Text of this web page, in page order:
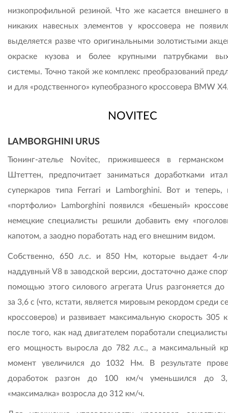
низкопрофильной резиной. Что же касается внешнего
никаких навесных элементов у кроссовера не
выделяется разве что оригинальными золотистыми
окраске кузова и более крупными патрубками
системы. Точно такой же комплекс преобразований
и для «родственного» купеобразного кроссовера BMW
NOVITEC
LAMBORGHINI URUS
Тюнинг-ателье Novitec, прижившееся в германском
Штеттен, предпочитает заниматься доработками
суперкаров типа Ferrari и Lamborghini. Вот и теперь,
«портфолио» Lamborghini появился «бешеный»
немецкие специалисты решили добавить ему
капотом, а заодно поработать над его внешним видом.
Собственно, 650 л.с. и 850 Нм, которые выдает 4-
наддувный V8 в заводской версии, достаточно даже
помощью этого силового агрегата Urus разгоняется до
за 3,6 с (что, кстати, является мировым рекордом среди
кроссоверов) и развивает максимальную скорость 305
после того, как над двигателем поработали
его мощность выросла до 782 л.с., а максимальный
момент увеличился до 1032 Нм. В результате
доработок разгон до 100 км/ч уменьшился до
«максималка» возросла до 312 км/ч.